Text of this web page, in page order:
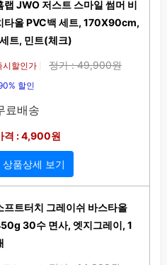
랩 JWO 저스트 스마일 썸머 비
타올 PVC백 세트, 170X90cm,
트, 민트(체크)
시할인가 정가 : 49,900원
할인
료배송
격 : 4,900원
상품상세 보기
프트터치 그레이쉬 바스타올
30수 면사, 엣지그레이, 1